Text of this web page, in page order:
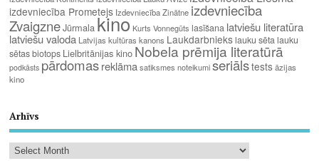
izdevniecība Prometejs Izdevniecība Zinātne izdevniecība
ZvaigzneJūrmala kino Kurts Vonnegūts lasīšana latviešu literatūra
latviešu valoda Latvijas kultūras kanons Laukdarbniekslauku sētalauku
sētas biotops Lielbritānijas kino Nobela prēmija literatūrā
podkāsts pārdomasreklāma satiksmes noteikumi seriālstests āzijas
kino
Arhīvs